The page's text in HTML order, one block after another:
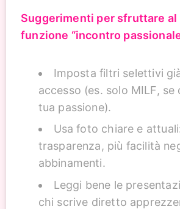
Suggerimenti per sfruttare al
funzione “incontro
Imposta filtri selettivi
accesso (es. solo MILF, se
tua passione).
Usa foto chiare e
trasparenza, più facilità
abbinamenti.
Leggi bene le
chi scrive diretto